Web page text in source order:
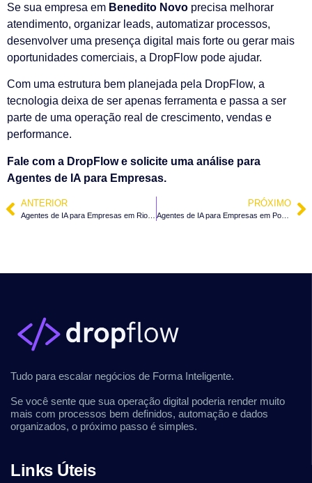
Se sua empresa em Benedito Novo precisa melhorar
atendimento, organizar leads, automatizar processos,
desenvolver uma presença digital mais forte ou gerar mais
oportunidades comerciais, a DropFlow pode ajudar.
Com uma estrutura bem planejada pela DropFlow, a
tecnologia deixa de ser apenas ferramenta e passa a ser
parte de uma operação real de crescimento, vendas e
performance.
Fale com a DropFlow e solicite uma análise para
Agentes de IA para Empresas.
ANTERIOR PRÓXIMO
Agentes de IA para Empresas em Pomerode – SC
Tudo para escalar negócios de Forma Inteligente.
Se você sente que sua operação digital poderia render muito
mais com processos bem definidos, automação e dados
organizados, o próximo passo é simples.
Links Úteis